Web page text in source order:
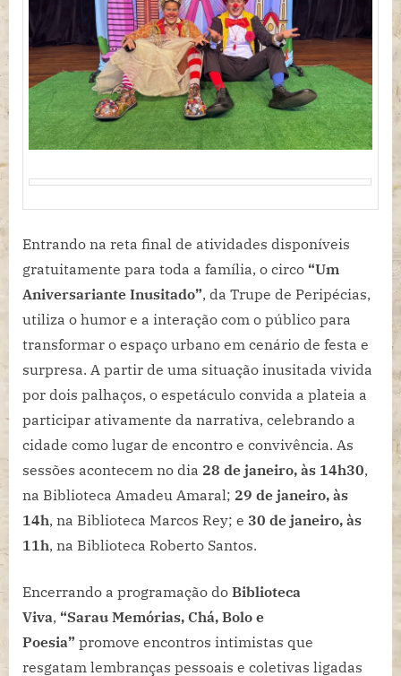
Entrando na reta final de atividades disponíveis
gratuitamente para toda a família, o circo “Um
Aniversariante Inusitado”, da Trupe de Peripécias,
utiliza o humor e a interação com o público para
transformar o espaço urbano em cenário de festa e
surpresa. A partir de uma situação inusitada vivida
por dois palhaços, o espetáculo convida a plateia a
participar ativamente da narrativa, celebrando a
cidade como lugar de encontro e convivência. As
sessões acontecem no dia 28 de janeiro, às 14h30,
na Biblioteca Amadeu Amaral; 29 de janeiro, às
14h, na Biblioteca Marcos Rey; e 30 de janeiro, às
11h, na Biblioteca Roberto Santos.
Encerrando a programação do Biblioteca
Viva, “Sarau Memórias, Chá, Bolo e
Poesia” promove encontros intimistas que
resgatam lembranças pessoais e coletivas ligadas